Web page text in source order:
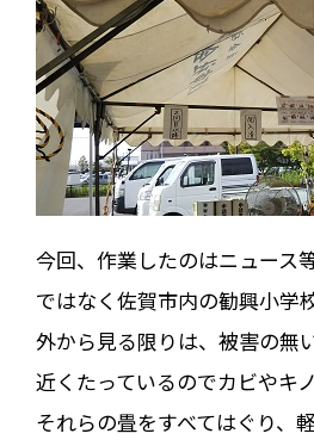
今回、作業したのはニュース
ではなく佐賀市内の勧興小学
外から見る限りは、被害の無
近くたっているのでカビやキ
それらの畳をすべてはぐり、